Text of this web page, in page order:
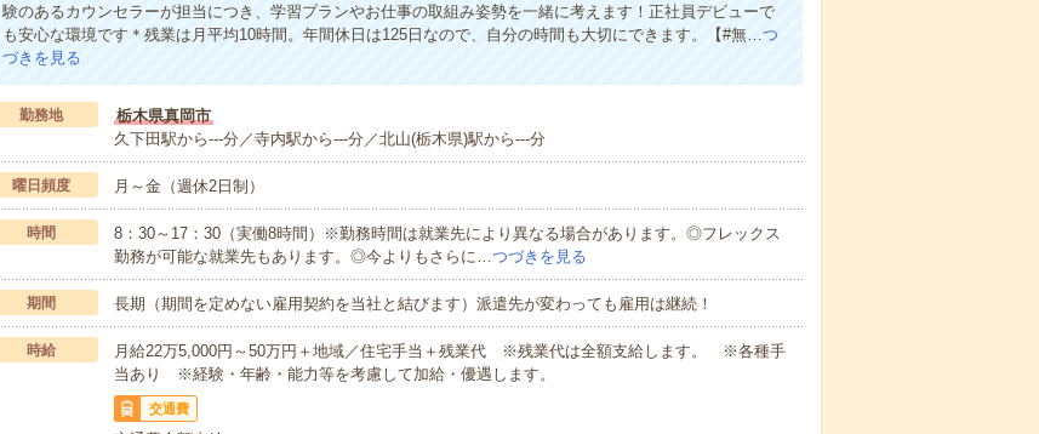
験のあるカウンセラーが担当につき、学習プランやお仕事の取組み姿勢を一緒に考えます！正社員デビューで
も安心な環境です＊残業は月平均10時間。年間休日は125日なので、自分の時間も大切にできます。【#無…つ
づきを見る
勤務地
栃木県真岡市
久下田駅から---分／寺内駅から---分／北山(栃木県)駅から---分
曜日頻度 月～金（週休2日制）
時間
8：30～17：30（実働8時間）※勤務時間は就業先により異なる場合があります。◎フレックス
勤務が可能な就業先もあります。◎今よりもさらに…つづきを見る
期間 長期（期間を定めない雇用契約を当社と結びます）派遣先が変わっても雇用は継続！
時給
月給22万5,000円～50万円＋地域／住宅手当＋残業代 ※残業代は全額支給します。 ※各種手
当あり ※経験・年齢・能力等を考慮して加給・優遇します。
交通費